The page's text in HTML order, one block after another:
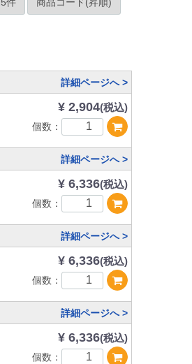
詳細ページへ >
¥ 2,904(税込)
個数：
詳細ページへ >
¥ 6,336(税込)
個数：
詳細ページへ >
¥ 6,336(税込)
個数：
詳細ページへ >
¥ 6,336(税込)
個数：